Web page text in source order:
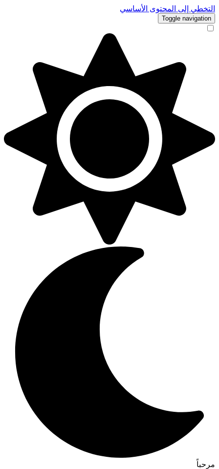
التخطي إلى المحتوى الأساسي
Toggle navigation
مرحباً